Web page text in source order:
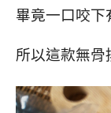
畢竟一口咬下
所以這款無骨